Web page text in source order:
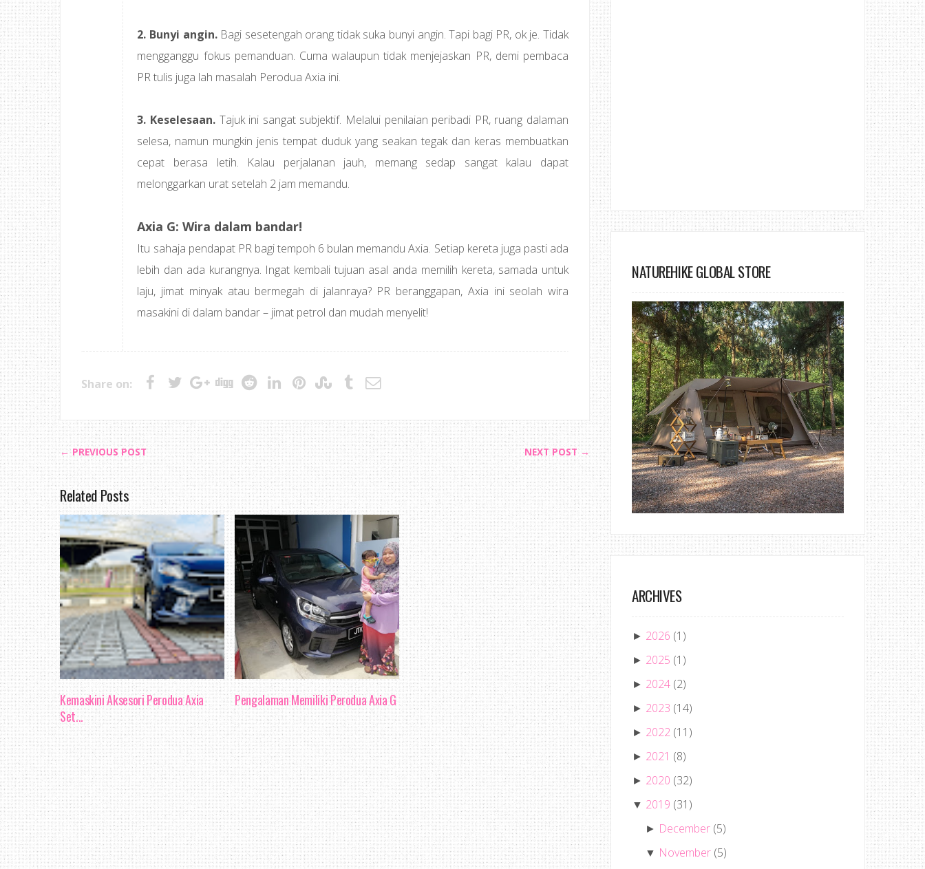
2. Bunyi angin.Bagi sesetengah orang tidak suka bunyi angin. Tapi bagi PR, ok je. Tidak
mengganggu fokus pemanduan. Cuma walaupun tidak menjejaskan PR, demi pembaca
PR tulis juga lah masalah Perodua Axia ini.
3. Keselesaan. Tajuk ini sangat subjektif. Melalui penilaian peribadi PR, ruang dalaman
selesa, namun mungkin jenis tempat duduk yang seakan tegak dan keras membuatkan
cepat berasa letih. Kalau perjalanan jauh, memang sedap sangat kalau dapat
melonggarkan urat setelah 2 jam memandu.
Axia G: Wira dalam bandar!
Itu sahaja pendapat PR bagi tempoh 6 bulan memandu Axia. Setiap kereta juga pasti ada
lebih dan ada kurangnya. Ingat kembali tujuan asal anda memilih kereta, samada untuk
laju, jimat minyak atau bermegah di jalanraya? PR beranggapan, Axia ini seolah wira
masakini di dalam bandar – jimat petrol dan mudah menyelit!
Share on:
← PREVIOUS POST NEXT POST →
Related Posts
Kemaskini Aksesori Perodua Axia
Set...
Pengalaman Memiliki Perodua Axia G
NATUREHIKE GLOBAL STORE
ARCHIVES
► 2026 (1)
► 2025 (1)
► 2024 (2)
► 2023 (14)
► 2022 (11)
► 2021 (8)
► 2020 (32)
▼ 2019 (31)
► December (5)
▼ November (5)